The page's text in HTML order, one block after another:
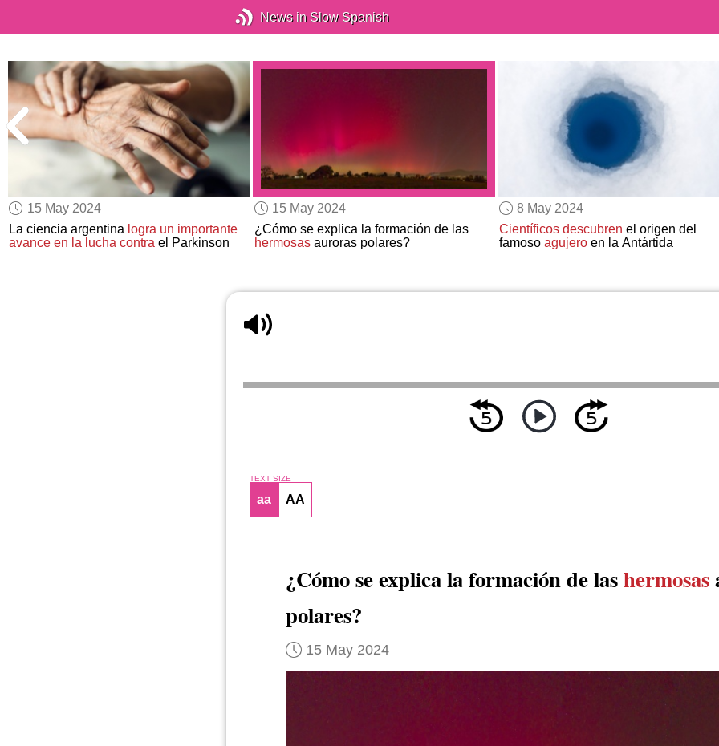
News in Slow Spanish
15 May 2024
La ciencia argentina logra un importante
avance en la lucha contra el Parkinson
15 May 2024
¿Cómo se explica la formación de las
hermosasauroras polares?
8 May 2024
Científicos descubren el origen del
famoso agujeroen la Antártida
TEXT SIZE
aa AA
¿Cómo se explica la formación de lashermosas
polares?
15 May 2024